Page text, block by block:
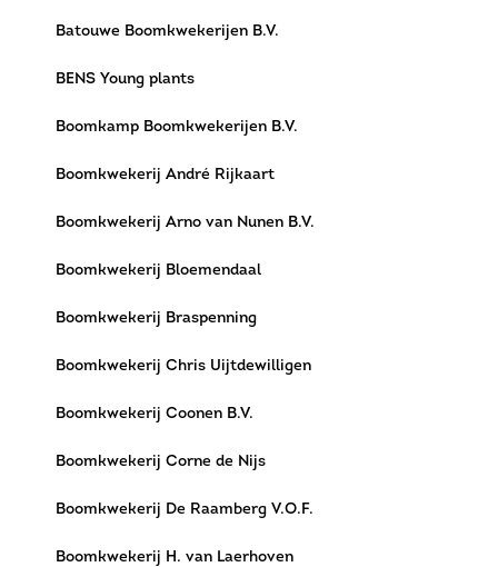
Batouwe Boomkwekerijen B.V.
BENS Young plants
Boomkamp Boomkwekerijen B.V.
Boomkwekerij André Rijkaart
Boomkwekerij Arno van Nunen B.V.
Boomkwekerij Bloemendaal
Boomkwekerij Braspenning
Boomkwekerij Chris Uijtdewilligen
Boomkwekerij Coonen B.V.
Boomkwekerij Corne de Nijs
Boomkwekerij De Raamberg V.O.F.
Boomkwekerij H. van Laerhoven